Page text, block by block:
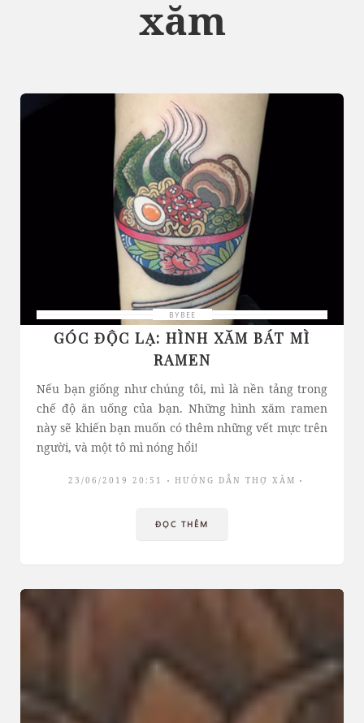
xăm
BYBEE
GÓC ĐỘC LẠ: HÌNH XĂM BÁT MÌ
RAMEN
Nếu bạn giống như chúng tôi, mì là nền tảng trong
chế độ ăn uống của bạn. Những hình xăm ramen
này sẽ khiến bạn muốn có thêm những vết mực trên
người, và một tô mì nóng hổi!
23/06/2019 20:51 HƯỚNG DẪN THỢ XĂM
ĐỌC THÊM